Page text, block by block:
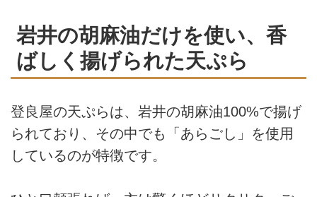
岩井の胡麻油だけを使い、香
ばしく揚げられた天ぷら
登良屋の天ぷらは、岩井の胡麻油100%で揚げ
られており、その中でも「あらごし」を使用
しているのが特徴です。